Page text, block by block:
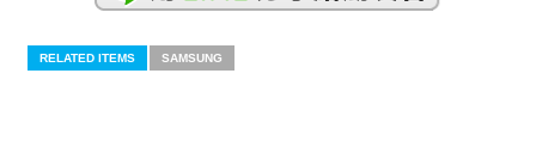
RELATED ITEMS SAMSUNG